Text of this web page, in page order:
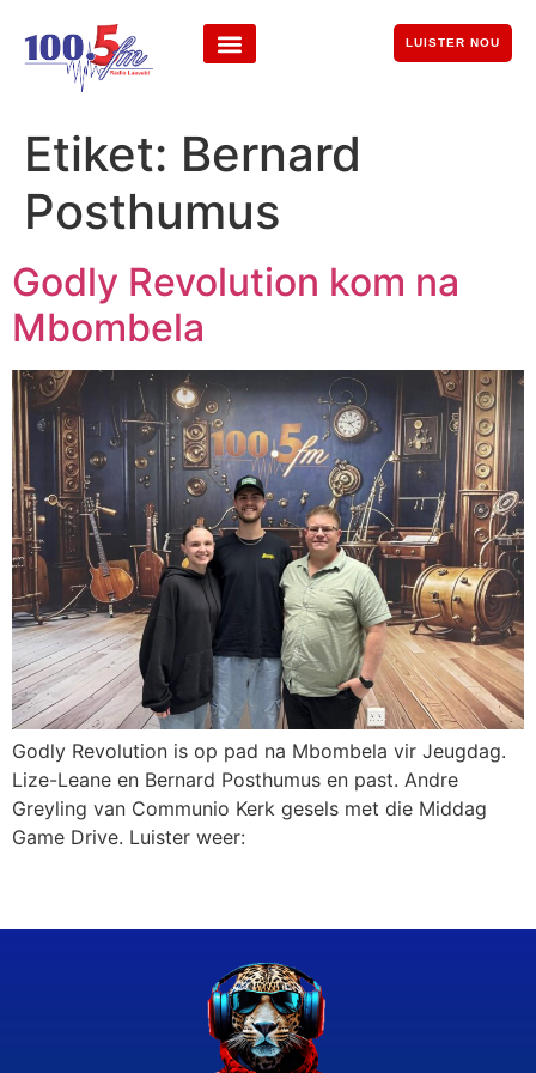
LUISTER NOU
Etiket: Bernard
Posthumus
Godly Revolution kom na
Mbombela
Godly Revolution is op pad na Mbombela vir Jeugdag.
Lize-Leane en Bernard Posthumus en past. Andre
Greyling van Communio Kerk gesels met die Middag
Game Drive. Luister weer: